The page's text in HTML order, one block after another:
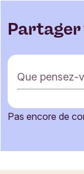
Partager
F
o
m
a
Que pensez-
Pas encore de